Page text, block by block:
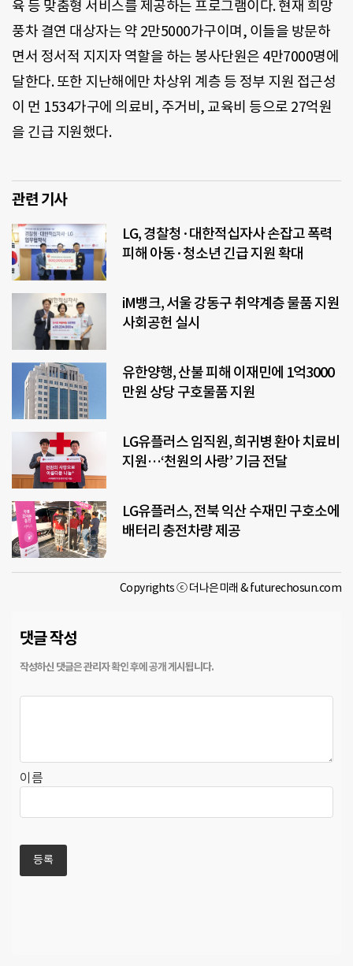
육 등 맞춤형 서비스를 제공하는 프로그램이다. 현재 희망
풍차 결연 대상자는 약 2만5000가구이며, 이들을 방문하
면서 정서적 지지자 역할을 하는 봉사단원은 4만7000명에
달한다. 또한 지난해에만 차상위 계층 등 정부 지원 접근성
이 먼 1534가구에 의료비, 주거비, 교육비 등으로 27억원
을 긴급 지원했다.
관련 기사
LG, 경찰청·대한적십자사 손잡고 폭력
피해 아동·청소년 긴급 지원 확대
iM뱅크, 서울 강동구 취약계층 물품 지원
사회공헌 실시
유한양행, 산불 피해 이재민에 1억3000
만원 상당 구호물품 지원
LG유플러스 임직원, 희귀병 환아 치료비
지원…‘천원의 사랑’ 기금 전달
LG유플러스, 전북 익산 수재민 구호소에
배터리 충전차량 제공
Copyrights ⓒ 더나은미래 & futurechosun.com
댓글 작성
이름